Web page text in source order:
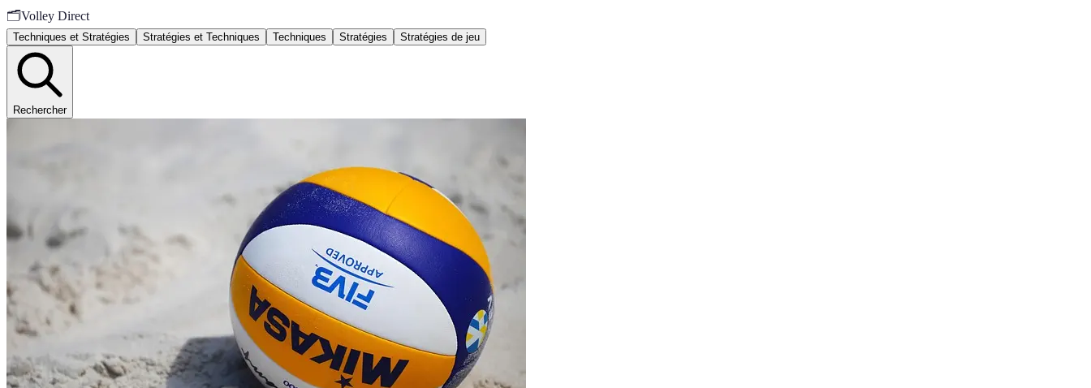
🗂️Volley Direct
Techniques et Stratégies Stratégies et Techniques Techniques Stratégies Stratégies de jeu
Rechercher